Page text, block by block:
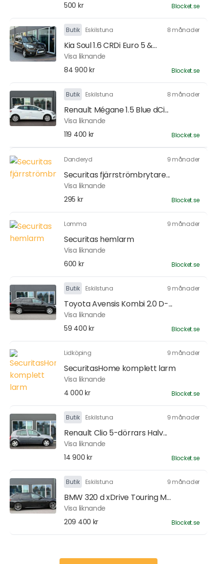
500 kr Blocket.se
Butik Eskilstuna 8 månader
Kia Soul 1.6 CRDi Euro 5 &...
Visa liknande
84 900 kr
Blocket.se
Butik Eskilstuna 8 månader
Renault Mégane 1.5 Blue dCi...
Visa liknande
119 400 kr
Blocket.se
Danderyd 9 månader
Securitas fjärrströmbrytare...
Visa liknande
295 kr
Blocket.se
Lomma 9 månader
Securitas hemlarm
Visa liknande
600 kr
Blocket.se
Butik Eskilstuna 9 månader
Toyota Avensis Kombi 2.0 D-...
Visa liknande
59 400 kr
Blocket.se
Lidköping 9 månader
SecuritasHome komplett larm
Visa liknande
4 000 kr
Blocket.se
Butik Eskilstuna 9 månader
Renault Clio 5-dörrars Halv...
Visa liknande
14 900 kr
Blocket.se
Butik Eskilstuna 9 månader
BMW 320 d xDrive Touring M...
Visa liknande
209 400 kr
Blocket.se